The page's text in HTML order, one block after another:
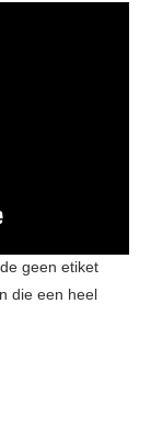
geen etiket
die een heel